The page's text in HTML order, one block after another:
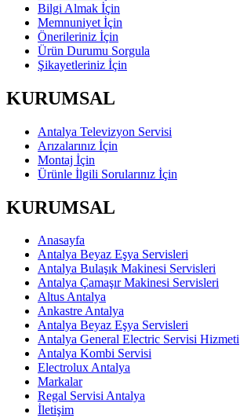
Bilgi Almak İçin
Memnuniyet İçin
Önerileriniz İçin
Ürün Durumu Sorgula
Şikayetleriniz İçin
KURUMSAL
Antalya Televizyon Servisi
Arızalarınız İçin
Montaj İçin
Ürünle İlgili Sorularınız İçin
KURUMSAL
Anasayfa
Antalya Beyaz Eşya Servisleri
Antalya Bulaşık Makinesi Servisleri
Antalya Çamaşır Makinesi Servisleri
Altus Antalya
Ankastre Antalya
Antalya Beyaz Eşya Servisleri
Antalya General Electric Servisi Hizmeti
Antalya Kombi Servisi
Electrolux Antalya
Markalar
Regal Servisi Antalya
İletişim